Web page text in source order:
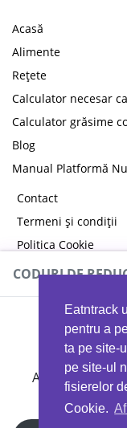
Eatntrack
pentru a
ta pe site-
pe site-ul
fisierelor
Cookie.
Acasă
Alimente
Rețete
Calculator necesar
Calculator grăsime
Blog
Manual Platformă
Contact
Termeni și condiții
Politica Cookie
Politica de
CODURI DE
Ai 40%